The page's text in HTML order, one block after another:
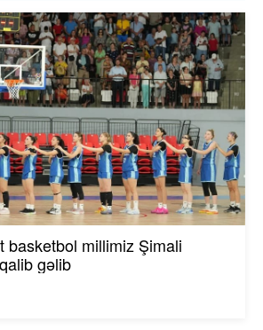
basketbol millimiz Şimali
gəlib